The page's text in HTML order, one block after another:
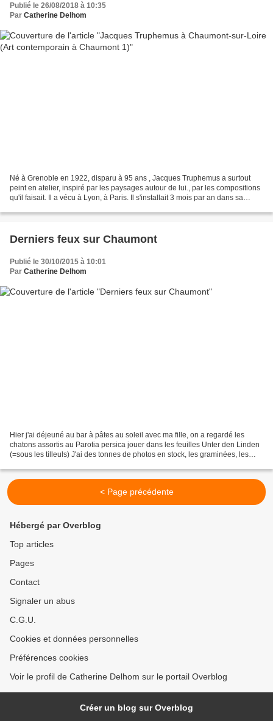
Publié le 26/08/2018 à 10:35
Par Catherine Delhom
Né à Grenoble en 1922, disparu à 95 ans , Jacques Truphemus a surtout
peint en atelier, inspiré par les paysages autour de lui., par les compositions
qu'il faisait. Il a vécu à Lyon, à Paris. Il s'installait 3 mois par an dans sa
Derniers feux sur Chaumont
Publié le 30/10/2015 à 10:01
Par Catherine Delhom
Hier j'ai déjeuné au bar à pâtes au soleil avec ma fille, on a regardé les
chatons assortis au Parotia persica jouer dans les feuilles Unter den Linden
(=sous les tilleuls) J'ai des tonnes de photos en stock, les graminées, les
< Page précédente
Hébergé par Overblog
Top articles
Pages
Contact
Signaler un abus
C.G.U.
Cookies et données personnelles
Préférences cookies
Voir le profil de Catherine Delhom sur le portail Overblog
Créer un blog sur Overblog